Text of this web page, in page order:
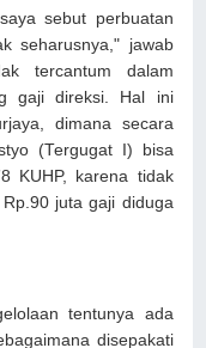
sebut perbuatan
seharusnya," jawab
tercantum dalam
gaji direksi. Hal ini
dimana secara
(Tergugat I) bisa
KUHP, karena tidak
juta gaji diduga
tentunya ada
disepakati